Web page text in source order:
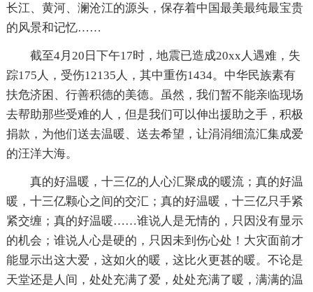
长江、黄河、澜沧江的源头，保存着中国最美最纯最宝贵
的风景和记忆……
截至4月20日下午17时，地震已造成20xx人遇难，失
踪175人，受伤12135人，其中重伤1434。中华民族素有
扶危济困、行善积德的美德。虽然，我们暂不能亲临现场
去帮助那些受难的人，但是我们可以伸出援助之手，积极
捐款，为他们送去温暖、送去希望，让涓涓细流汇集成爱
的汪洋大海。
真的好温暖，十三亿的人心汇聚成的暖流；真的好温
暖，十三亿颗心之间的交汇；真的好温暖，十三亿只手紧
紧交缠；真的好温暖……谁说人是无情的，只因没有显示
的机会；谁说人心是硬的，只因未到伤心处！大灾面前才
能显示出这大爱，这如火的暖，这比火更甚的暖。不论是
天堂还是人间，处处充满了爱，处处充满了暖，满满的温